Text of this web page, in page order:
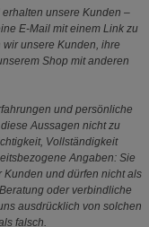
unsere Kunden –
E-Mail mit einem Link zu
unsere Kunden, ihre
Shop mit anderen
und persönliche
Aussagen nicht zu
Vollständigkeit
Angaben: Sie
und dürfen nicht als
oder verbindliche
ausdrücklich von solchen
falsch.